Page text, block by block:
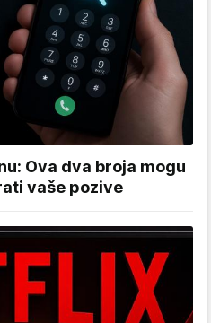
Ova dva broja mogu
vaše pozive